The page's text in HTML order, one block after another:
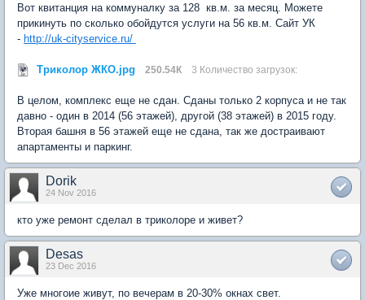
Вот квитанция на коммуналку за 128 кв.м. за месяц. Можете
прикинуть по сколько обойдутся услуги на 56 кв.м. Сайт УК
- http://uk-cityservice.ru/
Триколор ЖКО.jpg 250.54К 3 Количество загрузок:
В целом, комплекс еще не сдан. Сданы только 2 корпуса и не так
давно - один в 2014 (56 этажей), другой (38 этажей) в 2015 году.
Вторая башня в 56 этажей еще не сдана, так же достраивают
апартаменты и паркинг.
Dorik
24 Nov 2016
кто уже ремонт сделал в триколоре и живет?
Desas
23 Dec 2016
Уже многоие живут, по вечерам в 20-30% окнах свет.